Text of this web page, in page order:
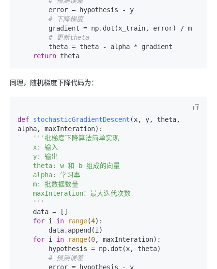
# 下降梯度
# 更新theta
return
同理，随机梯度下降代码为：
def stochasticGradientDescent (x, y, theta,
alpha, maxInteration):
'''批梯度下降算法简单实现
    '''
for i in range(4):
for i in range(0, maxInteration):
# 预测误差